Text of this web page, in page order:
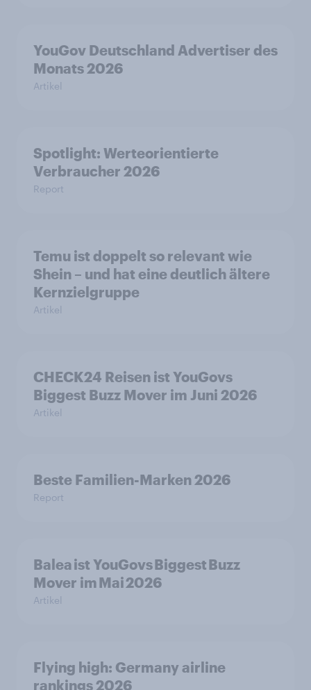
YouGov Deutschland Advertiser des
Monats 2026
Artikel
Spotlight: Werteorientierte
Verbraucher 2026
Report
Temu ist doppelt so relevant wie
Shein – und hat eine deutlich ältere
Kernzielgruppe
Artikel
CHECK24 Reisen ist YouGovs
Biggest Buzz Mover im Juni 2026
Artikel
Beste Familien-Marken 2026
Report
Balea ist YouGovs Biggest Buzz
Mover im Mai 2026
Artikel
Flying high: Germany airline
rankings 2026